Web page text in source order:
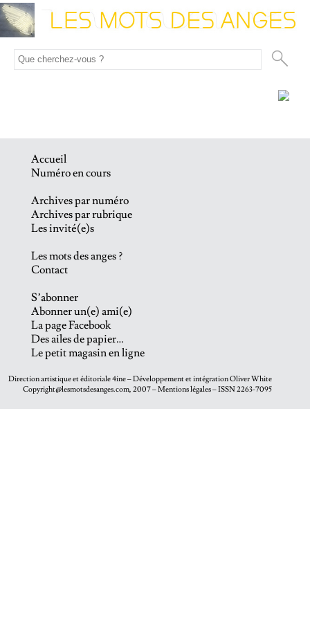
Accueil
Numéro en cours
Archives par numéro
Archives par rubrique
Les invité(e)s
Les mots des anges ?
Contact
S’abonner
Abonner un(e) ami(e)
La page Facebook
Des ailes de papier…
Le petit magasin en ligne
Direction artistique et éditoriale4ine– Développement et intégrationOliver White
Copyright@lesmotsdesanges.com, 2007 – Mentions légales – ISSN 2263-7095